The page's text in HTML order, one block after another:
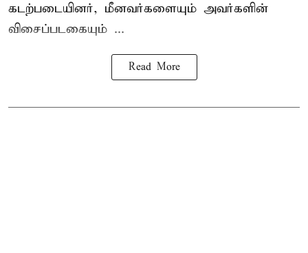
கடற்படையினர், மீனவர்களையும் அவர்களின்
விசைப்படகையும் ...
Read More